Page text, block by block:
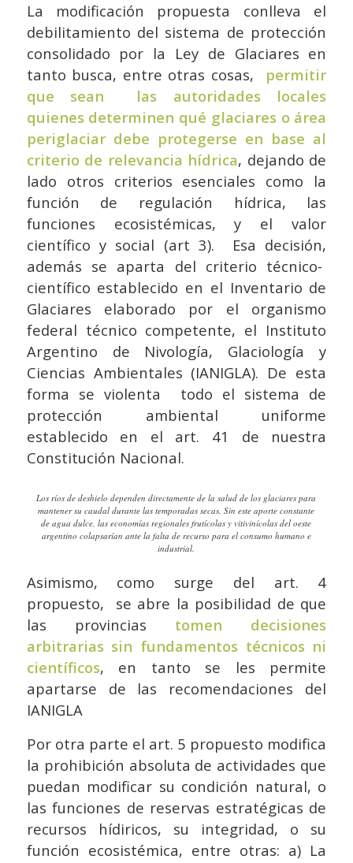
La modificación propuesta conlleva el
debilitamiento del sistema de protección
consolidado por la Ley de Glaciares en
tanto busca, entre otras cosas, permitir
que sean las autoridades locales
quienes determinen qué glaciares o área
periglaciar debe protegerse en base al
criterio de relevancia hídrica, dejando de
lado otros criterios esenciales como la
función de regulación hídrica, las
funciones ecosistémicas, y el valor
científico y social (art 3). Esa decisión,
además se aparta del criterio técnico-
científico establecido en el Inventario de
Glaciares elaborado por el organismo
federal técnico competente, el Instituto
Argentino de Nivología, Glaciología y
Ciencias Ambientales (IANIGLA). De esta
forma se violenta todo el sistema de
protección ambiental uniforme
establecido en el art. 41 de nuestra
Constitución Nacional.
Los ríos de deshielo dependen directamente de la salud de los glaciares para
mantener su caudal durante las temporadas secas. Sin este aporte constante
de agua dulce, las economías regionales frutícolas y vitivinícolas del oeste
argentino colapsarían ante la falta de recurso para el consumo humano e
industrial.
Asimismo, como surge del art. 4
propuesto, se abre la posibilidad de que
las provincias tomen decisiones
arbitrarias sin fundamentos técnicos ni
científicos, en tanto se les permite
apartarse de las recomendaciones del
IANIGLA
Por otra parte el art. 5 propuesto modifica
la prohibición absoluta de actividades que
puedan modificar su condición natural, o
las funciones de reservas estratégicas de
recursos hídiricos, su integridad, o su
función ecosistémica, entre otras: a) La